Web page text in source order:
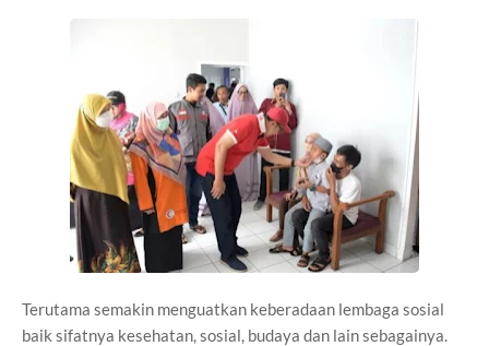
Terutama semakin menguatkan keberadaan lembaga sosial
baik sifatnya kesehatan, sosial, budaya dan lain sebagainya.